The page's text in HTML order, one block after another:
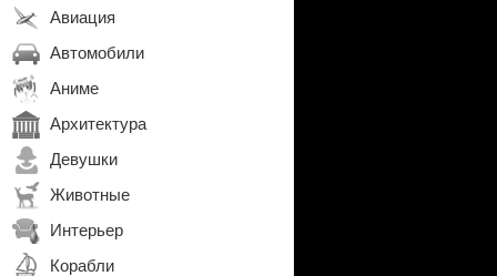
Авиация
Автомобили
Аниме
Архитектура
Девушки
Животные
Интерьер
Корабли